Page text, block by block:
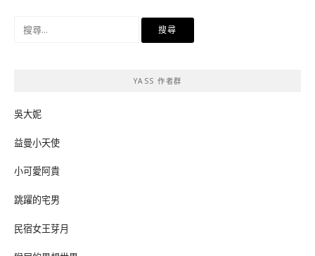
YASS 作者群
吳大妮
益曼小天使
小可愛阿貴
跳躍的宅男
民宿女王芽月